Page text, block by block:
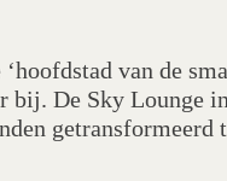
van de
bij. De Sky Lounge
getransformeerd